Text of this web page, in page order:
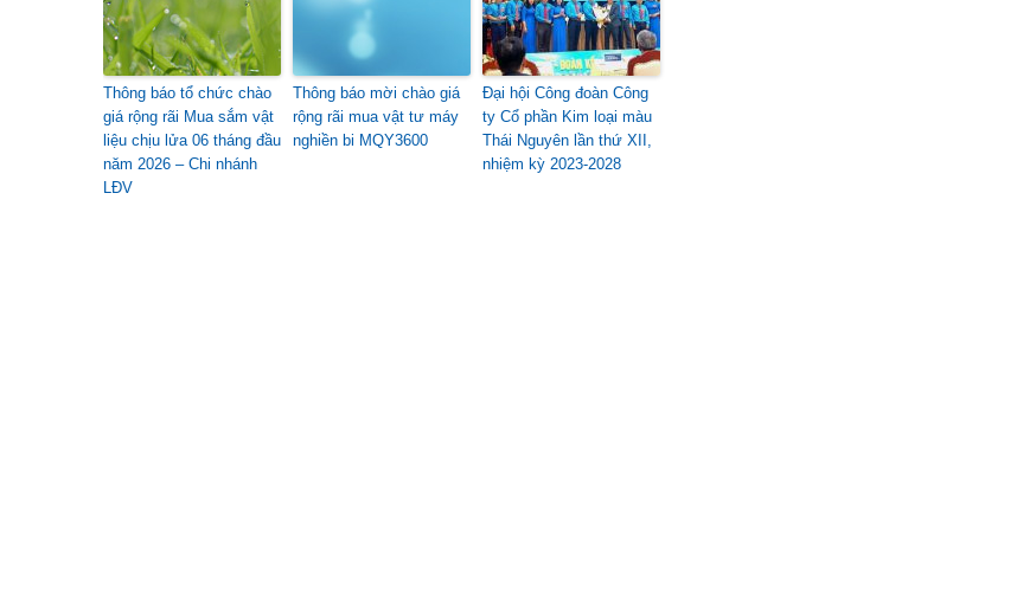
Thông báo tổ chức chào
giá rộng rãi Mua sắm vật
liệu chịu lửa 06 tháng đầu
năm 2026 – Chi nhánh
LĐV
Thông báo mời chào giá
rộng rãi mua vật tư máy
nghiền bi MQY3600
Đại hội Công đoàn Công
ty Cổ phần Kim loại màu
Thái Nguyên lần thứ XII,
nhiệm kỳ 2023-2028